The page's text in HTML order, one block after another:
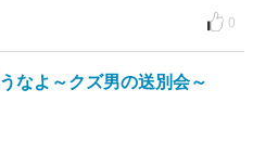
0
なよ～クズ男の送別会～